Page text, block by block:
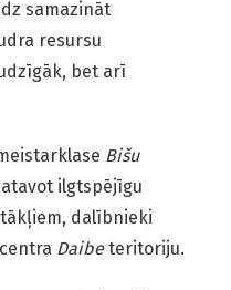
samazināt
resursu
bet arī
Bišu
ilgtspējīgu
dalībnieki
Daibeteritoriju.